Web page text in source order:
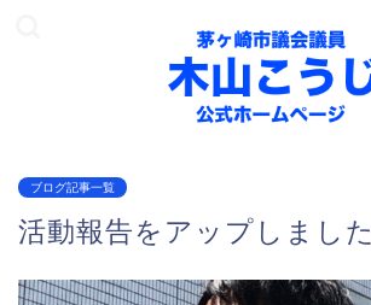
ブログ記事一覧
活動報告をアップしました